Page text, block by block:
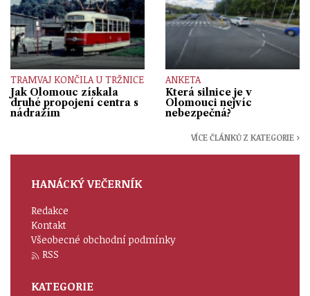
TRAMVAJ KONČILA U TRŽNICE
Jak Olomouc získala
druhé propojení centra s
nádražím
ANKETA
Která silnice je v
Olomouci nejvíc
nebezpečná?
VÍCE ČLÁNKŮ Z KATEGORIE ›
HANÁCKÝ VEČERNÍK
Redakce
Kontakt
Všeobecné obchodní podmínky
RSS
KATEGORIE